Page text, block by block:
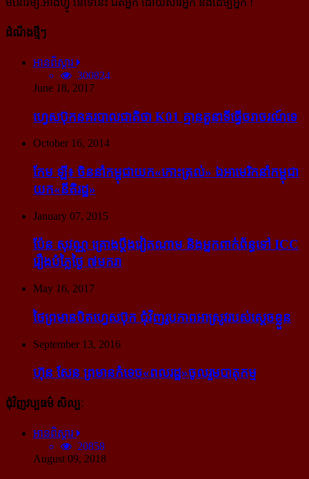
មនោរម្យ.អាំងហ្វូ នៅទីនេះ ជិតអ្នក ដោយសារអ្នក និងដើម្បីអ្នក !
ដំណឹងថ្មីៗ
អានពិស្ដារ
300824
June 18, 2017
ហ្វេសប៊ុក​នគរបាល​ជាតិ​ថា K01 គ្មាន​តួនាទី​ធ្វើ​ចរាចរណ៍​ទេ
October 16, 2014
កែម ឡី៖ ចិន​នាំ​កម្ពុជា​យក​«កោះ​ត្រល់» ឯ​អាមេរិក​នាំ​កម្ពុជា​
យក​«នីតិរដ្ឋ»
January 07, 2015
ប៉ែន សុវណ្ណ គ្រោង​ប្តឹង​វៀតណាម និង​អ្នក​ពាក់​ព័ន្ធ​ទៅ ICC
រឿង​បំភ្លៃ​ថ្ងៃ ៧​មករា
May 16, 2017
ថៃ​ព្រមាន​បិត​ហ្វេសប៊ុក ជុំ​វិញ​រូបភាព​អាស្រូវ​របស់​ស្ដេច​ខ្លួន
September 13, 2016
ហ៊ុន សែន ព្រមាន​កំទេច​«ពលរដ្ឋ»​ចូលរួម​បាតុកម្ម
ជុំវិញវប្បធម៌ សិល្បៈ
អានពិស្ដារ
20858
August 09, 2018